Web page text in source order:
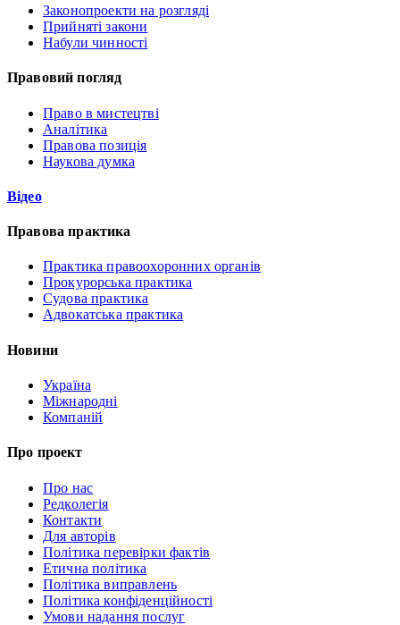
Законопроекти на розгляді
Прийняті закони
Набули чинності
Правовий погляд
Право в мистецтві
Аналітика
Правова позиція
Наукова думка
Відео
Правова практика
Практика правоохоронних органів
Прокурорська практика
Судова практика
Адвокатська практика
Новини
Україна
Міжнародні
Компаній
Про проект
Про нас
Редколегія
Контакти
Для авторів
Політика перевірки фактів
Етична політика
Політика виправлень
Політика конфіденційності
Умови надання послуг